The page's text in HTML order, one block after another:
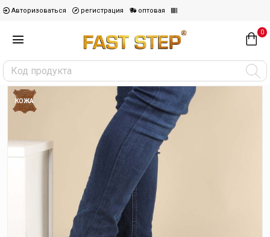
Авторизоваться регистрация оптовая
0
КОЖА